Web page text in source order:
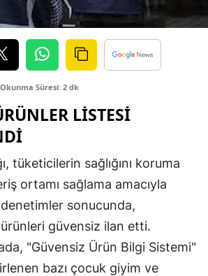
Diyarbakır
Edirne
Erzincan
Gaziantep
Giresun
Gümüşhane
Okunma Süresi: 2 dk
LISTESI
tüketicilerin sağlığını koruma
ortamı sağlama amacıyla
sonucunda,
güvensiz ilan etti.
"Güvensiz Ürün Bilgi Sistemi"
bazı çocuk giyim ve